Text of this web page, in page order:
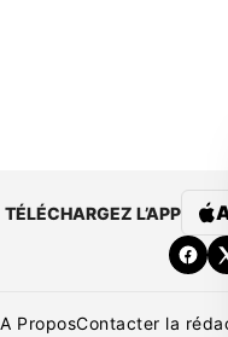
TÉLÉCHARGEZ L’APP
A ProposContacter la